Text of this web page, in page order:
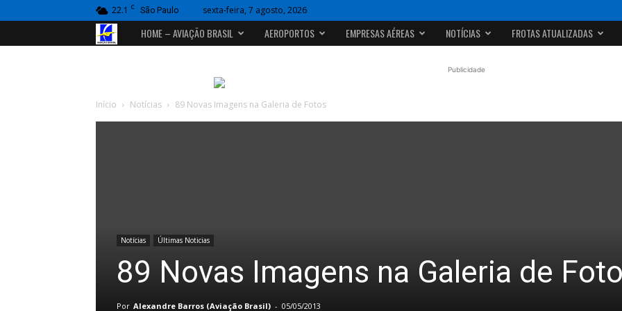
22.1 C São Paulo sexta-feira, 7 agosto, 2026
Portal
HOME – AVIAÇÃO BRASIL AEROPORTOS EMPRESAS AÉREAS NOTÍCIAS FROTAS ATUALIZADAS
Publicidade
Início Notícias 89 Novas Imagens na Galeria de Fotos
Notícias Últimas Noticias
89 Novas Imagens na Galeria de
Por Alexandre Barros (Aviação Brasil) - 05/05/2013